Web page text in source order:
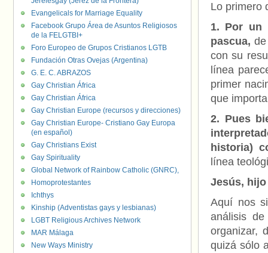
Lo primero
1. Por un
pascua,
con su
línea
primer
que
2. Pues
historia)
línea
Jesús, hijo
Aquí nos
análisis
organizar,
quizá sólo
Evangelicals for Marriage Equality
Facebook Grupo Área de Asuntos Religiosos
de la FELGTBI+
Foro Europeo de Grupos Cristianos LGTB
Fundación Otras Ovejas (Argentina)
G. E. C. ABRAZOS
Gay Christian África
Gay Christian África
Gay Christian Europe (recursos y direcciones)
Gay Christian Europe- Cristiano Gay Europa
(en español)
Gay Christians Exist
Gay Spirituality
Global Network of Rainbow Catholic (GNRC),
Homoprotestantes
Ichthys
Kinship (Adventistas gays y lesbianas)
LGBT Religious Archives Network
MAR Málaga
New Ways Ministry